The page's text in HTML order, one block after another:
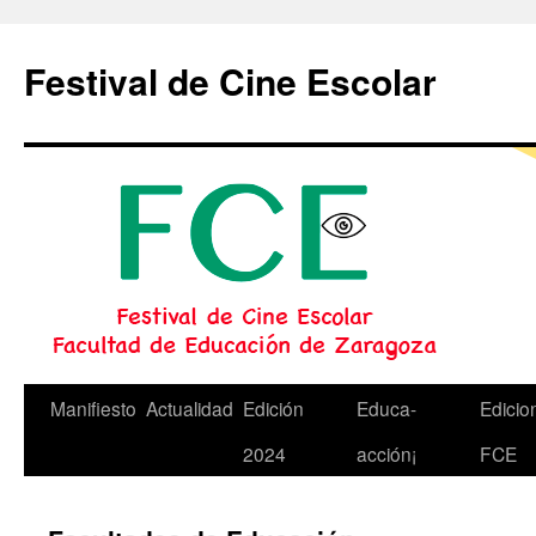
Festival de Cine Escolar
Saltar
Manifiesto Actualidad Edición
2024
Educa-
acción¡
FCE